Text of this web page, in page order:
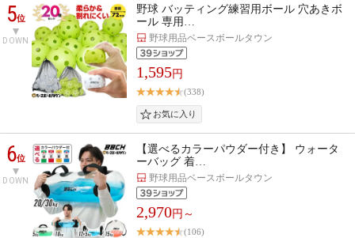
5位
DOWN
野球 バッティング練習用ボール 穴あきボ
ール 専用…
野球用品ベースボールタウン
1,595円
(338)
6位
DOWN
【選べるカラーパウダー付き】 ウォータ
ーバッグ 着…
野球用品ベースボールタウン
2,970円～
(106)